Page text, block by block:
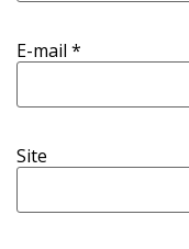
E-mail *
Site